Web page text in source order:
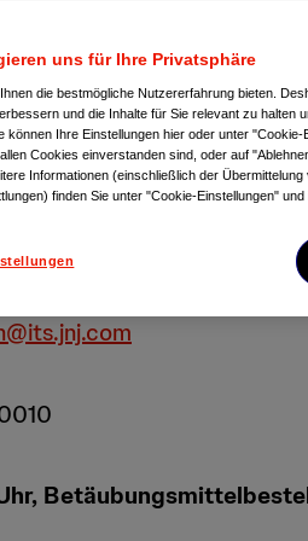
rund um die
.
uns für Ihre Privatsphäre
die bestmögliche Nutzererfahrung bieten.
und die Inhalte für Sie relevant zu halten
können Ihre Einstellungen hier oder unter
Cookies einverstanden sind, oder auf
Informationen (einschließlich der
finden Sie unter "Cookie-Einstellungen"